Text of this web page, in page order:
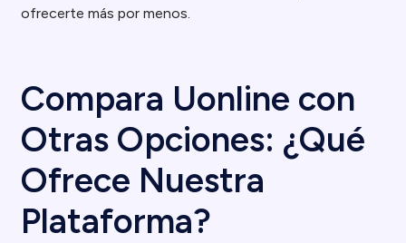
ofrecerte más por menos.
Compara Uonline con
Otras Opciones: ¿Qué
Ofrece Nuestra
Plataforma?